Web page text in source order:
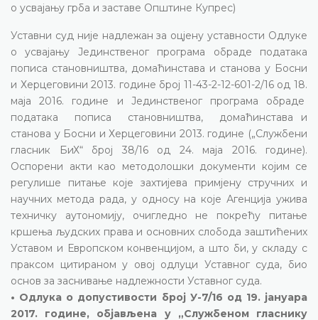
о усвајању грба и заставе Општине Купрес)
Уставни суд није надлежан за оцјену уставности Одлуке
о усвајању Јединственог програма обраде података
пописа становништва, домаћинстава и станова у Босни
и Херцеговини 2013. године број 11-43-2-12-601-2/16 од 18.
маја 2016. године и Јединственог програма обраде
података пописа становништва, домаћинстава и
станова у Босни и Херцеговини 2013. године („Службени
гласник БиХ“ број 38/16 од 24. маја 2016. године).
Оспорени акти као методолошки документи којим се
регулише питање које захтијева примјену стручних и
научних метода рада, у односу на које Агенција ужива
техничку аутономију, очигледно не покрећу питање
кршења људских права и основних слобода заштићених
Уставом и Европском конвенцијом, а што би, у складу с
праксом цитираном у овој одлуци Уставног суда, био
основ за заснивање надлежности Уставног суда.
• Одлука о допустивости број У-7/16 од 19. јануара
2017. године, објављена у „Службеном гласнику